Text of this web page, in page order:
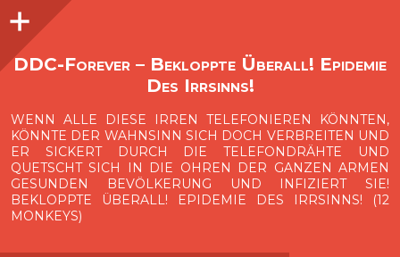
O
p
e
n
i
d
e
b
a
DDC-Forever – Bekloppte Überall! Epidemie
Des Irrsinns!
WENN ALLE DIESE IRREN TELEFONIEREN KÖNNTEN,
KÖNNTE DER WAHNSINN SICH DOCH VERBREITEN UND
ER SICKERT DURCH DIE TELEFONDRÄHTE UND
QUETSCHT SICH IN DIE OHREN DER GANZEN ARMEN
GESUNDEN BEVÖLKERUNG UND INFIZIERT SIE!
BEKLOPPTE ÜBERALL! EPIDEMIE DES IRRSINNS! (12
MONKEYS)
Seitenleiste